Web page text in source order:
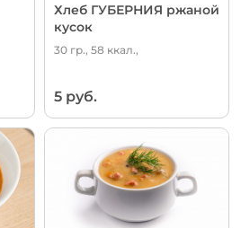
Хлеб ГУБЕРНИЯ ржаной
кусок
30 гр., 58 ккал.,
5 руб.